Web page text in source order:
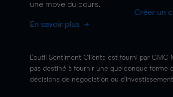
une move du cours.
En savoir plus
Créer un
L'outil Sentiment Clients est fourni par
pas destiné à fournir une quelconque forme
décisions de négociation ou